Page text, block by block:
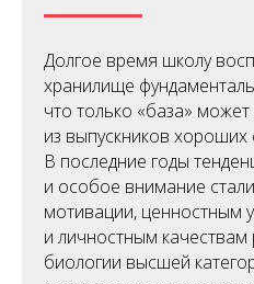
Долгое время школу
хранилище
что только «база» может
из выпускников хороших
В последние годы
и особое внимание
мотивации, ценностным
и личностным качествам
биологии высшей